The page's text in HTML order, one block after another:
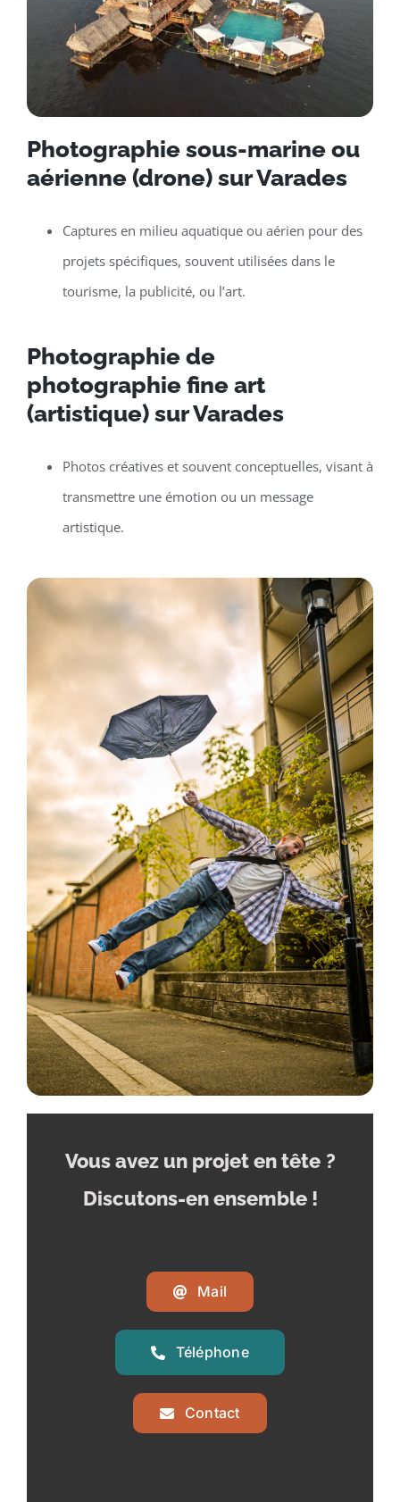
Photographie sous-marine ou
aérienne (drone) sur Varades
Captures en milieu aquatique ou aérien pour des
projets spécifiques, souvent utilisées dans le
tourisme, la publicité, ou l’art.
Photographie de
photographie fine art
(artistique) sur Varades
Photos créatives et souvent conceptuelles, visant à
transmettre une émotion ou un message
artistique.
Vous avez un projet en tête ?
Discutons-en ensemble !
Mail
Téléphone
Contact